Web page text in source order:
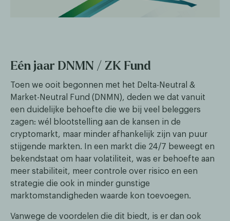
Eén jaar DNMN / ZK Fund
Toen we ooit begonnen met het Delta-Neutral &
Market-Neutral Fund (DNMN), deden we dat vanuit
een duidelijke behoefte die we bij veel beleggers
zagen: wél blootstelling aan de kansen in de
cryptomarkt, maar minder afhankelijk zijn van puur
stijgende markten. In een markt die 24/7 beweegt en
bekendstaat om haar volatiliteit, was er behoefte aan
meer stabiliteit, meer controle over risico en een
strategie die ook in minder gunstige
marktomstandigheden waarde kon toevoegen.
Vanwege de voordelen die dit biedt, is er dan ook